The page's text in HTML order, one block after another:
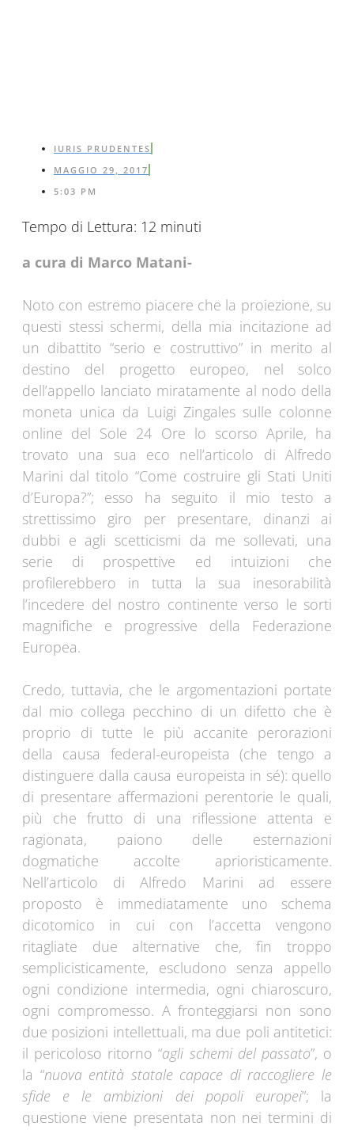
IURIS PRUDENTES
MAGGIO 29, 2017
5:03 PM
Tempo di Lettura: 12 minuti
a cura di Marco Matani-
Noto con estremo piacere che la proiezione, su
questi stessi schermi, della mia incitazione ad
un dibattito “serio e costruttivo” in merito al
destino del progetto europeo, nel solco
dell’appello lanciato miratamente al nodo della
moneta unica da Luigi Zingales sulle colonne
online del Sole 24 Ore lo scorso Aprile, ha
trovato una sua eco nell’articolo di Alfredo
Marini dal titolo “Come costruire gli Stati Uniti
d’Europa?”; esso ha seguito il mio testo a
strettissimo giro per presentare, dinanzi ai
dubbi e agli scetticismi da me sollevati, una
serie di prospettive ed intuizioni che
profilerebbero in tutta la sua inesorabilità
l’incedere del nostro continente verso le sorti
magnifiche e progressive della Federazione
Europea.
Credo, tuttavia, che le argomentazioni portate
dal mio collega pecchino di un difetto che è
proprio di tutte le più accanite perorazioni
della causa federal-europeista (che tengo a
distinguere dalla causa europeista in sé): quello
di presentare affermazioni perentorie le quali,
più che frutto di una riflessione attenta e
ragionata, paiono delle esternazioni
dogmatiche accolte aprioristicamente.
Nell’articolo di Alfredo Marini ad essere
proposto è immediatamente uno schema
dicotomico in cui con l’accetta vengono
ritagliate due alternative che, fin troppo
semplicisticamente, escludono senza appello
ogni condizione intermedia, ogni chiaroscuro,
ogni compromesso. A fronteggiarsi non sono
due posizioni intellettuali, ma due poli antitetici:
il pericoloso ritorno “agli schemi del passato”, o
la “nuova entità statale capace di raccogliere le
sfide e le ambizioni dei popoli europei”; la
questione viene presentata non nei termini di